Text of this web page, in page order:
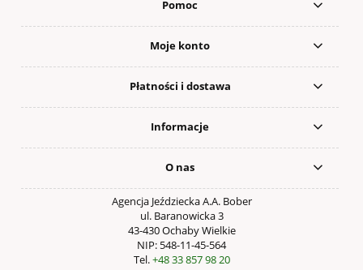
Pomoc
Moje konto
Płatności i dostawa
Informacje
O nas
Agencja Jeździecka A.A. Bober
ul. Baranowicka 3
43-430 Ochaby Wielkie
NIP: 548-11-45-564
Tel.+48 33 857 98 20